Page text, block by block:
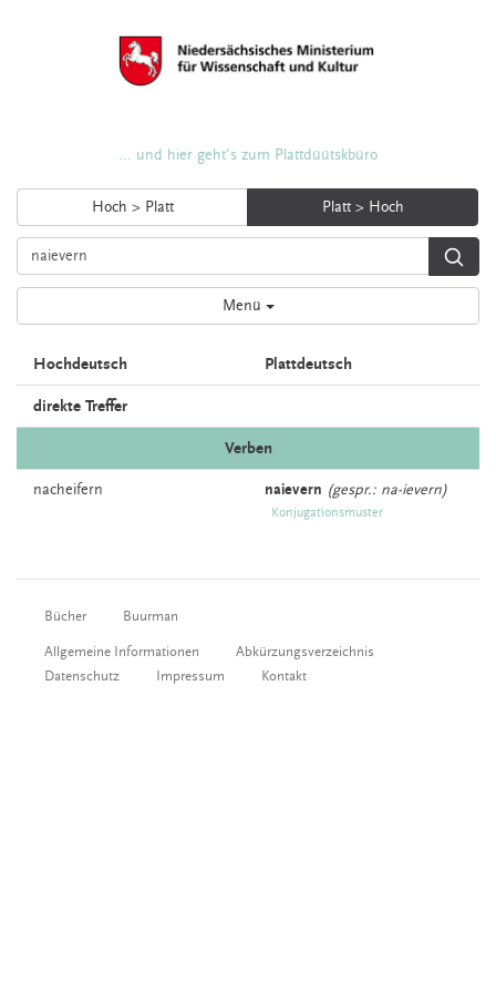
... und hier geht's zum Plattdüütskbüro
Hoch > Platt Platt > Hoch
Menü
Hochdeutsch Plattdeutsch
direkte Treffer
Verben
nacheifern naievern (gespr.: na-ievern)
Konjugationsmuster
Bücher Buurman
Allgemeine Informationen
Abkürzungsverzeichnis
Datenschutz
Impressum Kontakt